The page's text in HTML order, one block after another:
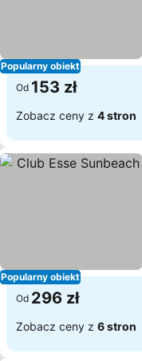
Popularny obiekt
Od 153 zł
Zobacz ceny z 4 stron
Popularny obiekt
Od 296 zł
Zobacz ceny z 6 stron